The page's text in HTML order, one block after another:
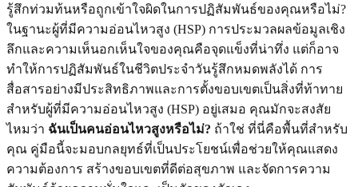
รู้สึกท่วมท้นหรือถูกเข้าใจผิดในการปฏิสัมพันธ์ของคุณหรือไม่?
ในฐานะผู้ที่มีความอ่อนไหวสูง (HSP) การประมวลผลข้อมูลเชิง
ลึกและความเห็นอกเห็นใจของคุณคือจุดแข็งที่น่าทึ่ง แต่ก็อาจ
ทำให้การปฏิสัมพันธ์ในชีวิตประจำวันรู้สึกหมดพลังได้ การ
สื่อสารอย่างมีประสิทธิภาพและการตั้งขอบเขตเป็นสิ่งที่ท้าทาย
สำหรับผู้ที่มีความอ่อนไหวสูง (HSP) อยู่เสมอ คุณมักจะสงสัย
ไหมว่า ฉันเป็นคนอ่อนไหวสูงหรือไม่? ถ้าใช่ ที่นี่คือพื้นที่สำหรับ
คุณ คู่มือนี้จะมอบกลยุทธ์ที่เป็นประโยชน์เพื่อช่วยให้คุณแสดง
ความต้องการ สร้างขอบเขตที่ดีต่อสุขภาพ และจัดการความ